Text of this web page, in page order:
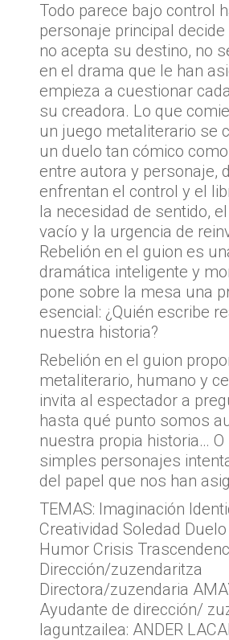
Todo parece bajo control
personaje principal
no acepta su destino, no
en el drama que le han
empieza a cuestionar
su creadora. Lo que
un juego metaliterario se
un duelo tan cómico
entre autora y personaje,
enfrentan el control y el
la necesidad de sentido,
vacío y la urgencia de
Rebelión en el guion es
dramática inteligente y
pone sobre la mesa una
esencial: ¿Quién escribe
nuestra historia?
Rebelión en el guion
metaliterario, humano y
invita al espectador a
hasta qué punto somos
nuestra propia historia…
simples personajes
del papel que nos han
TEMAS: Imaginación
Creatividad Soledad Duelo
Humor Crisis
Dirección/zuzendaritza
Directora/zuzendaria
Ayudante de dirección/
laguntzailea: ANDER